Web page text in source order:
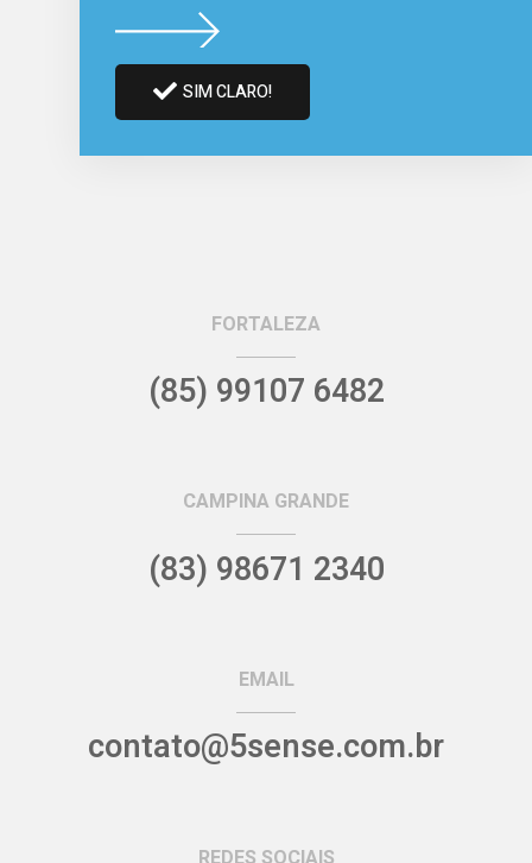
SIM CLARO!
FORTALEZA
(85) 99107 6482
CAMPINA GRANDE
(83) 98671 2340
EMAIL
contato@5sense.com.br